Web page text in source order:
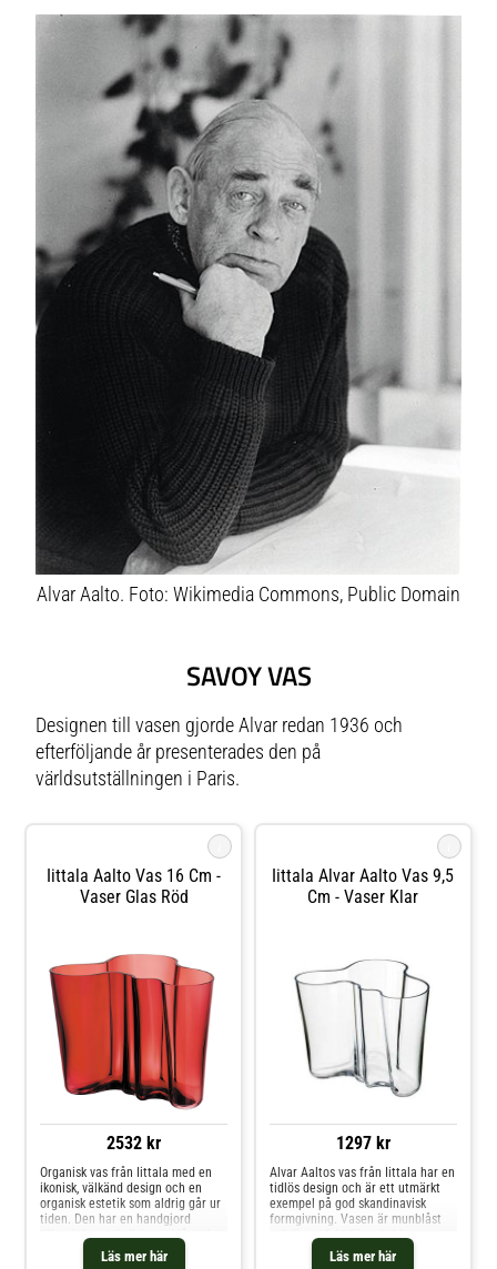
Alvar Aalto. Foto: Wikimedia Commons, Public Domain
SAVOY VAS
Designen till vasen gjorde Alvar redan 1936 och
efterföljande år presenterades den på
världsutställningen i Paris.
Iittala Aalto Vas 16 Cm -
Vaser Glas Röd
2532 kr
Läs mer här
Organisk vas från Iittala med en
ikonisk, välkänd design och en
organisk estetik som aldrig går ur
tiden. Den har en handgjord
i olika färger att välja mellan. En
perfekt inredningsdetalj för att
Iittala Alvar Aalto Vas 9,5
Cm - Vaser Klar
1297 kr
Läs mer här
Alvar Aaltos vas från Iittala har en
tidlös design och är ett utmärkt
exempel på god skandinavisk
formgivning. Vasen är munblåst
Serien innehåller vaser i flera
olika storlekar och färger och är